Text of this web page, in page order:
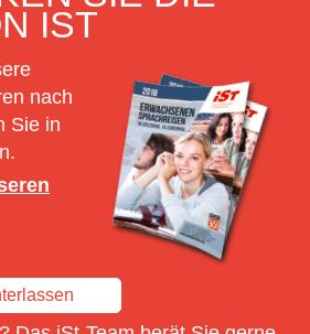
IST
nach
Sie in